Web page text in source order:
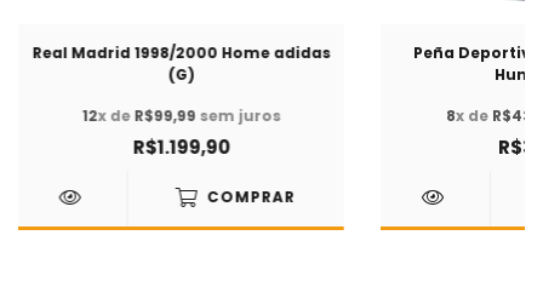
Real Madrid 1998/2000 Home adidas
(G)
12x deR$99,99 sem juros
R$1.199,90
COMPRAR
Peña
8x de